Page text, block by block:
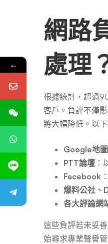
評
價
網路
處理
根據統計，超過
客戶。負評不僅
將大幅降低。以
Google地
PTT論壇 ：
Facebook
爆料公社、
各大評論網
這些負評若未妥
始尋求專業聲譽
←